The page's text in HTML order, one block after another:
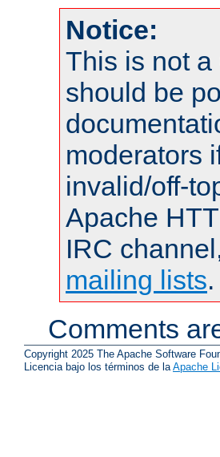
Notice:
This is not
should be
moderators
invalid/off-
Apache
IRC
mailing lists.
Comments
Copyright 2025 The Apache Software
Licencia bajo los términos de laApache